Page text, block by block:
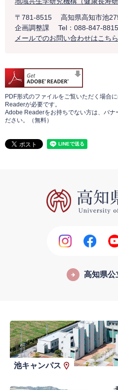
〒781-8515
高知県高知市池
企画調整課
Tel：088-847-8815
メールでのお問い合わせはこちら
PDF形式のファイルをご覧いただく場合
Readerが必要です。
Adobe Readerをお持ちでない方は、バナ
ださい。（無料）
高知県公
池キャンパス